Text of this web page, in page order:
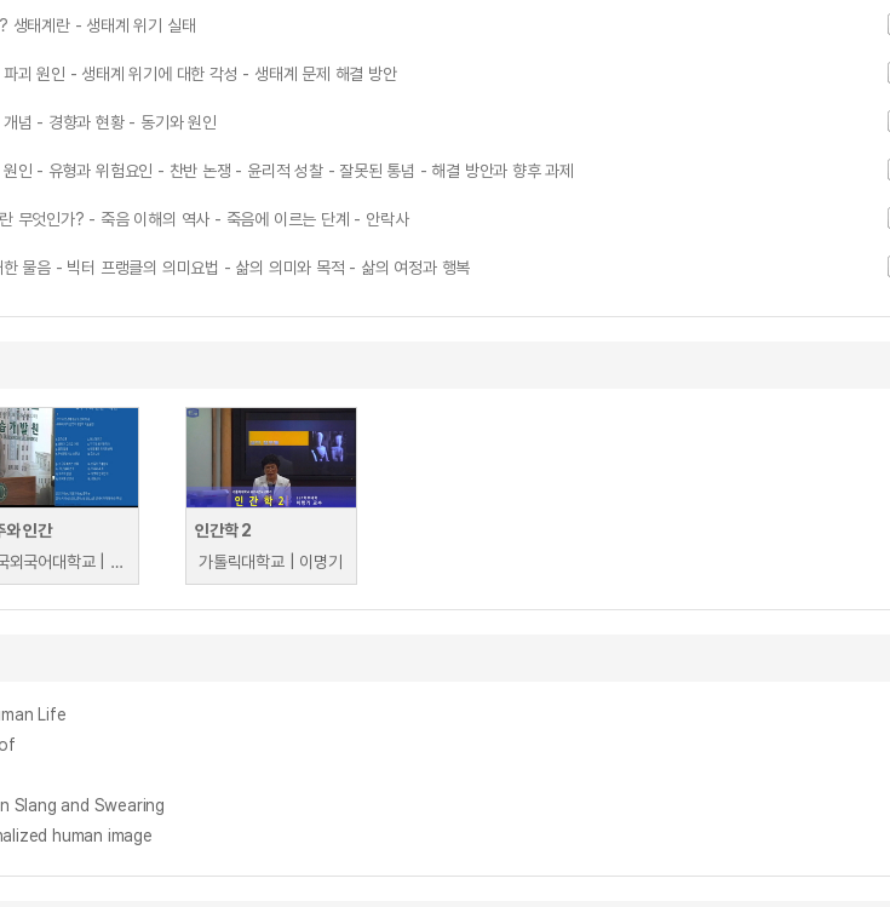
생태계란 - 생태계 위기 실태
괴 원인 - 생태계 위기에 대한 각성 - 생태계 문제 해결 방안
념 - 경향과 현황 - 동기와 원인
인 - 유형과 위험요인 - 찬반 논쟁 - 윤리적 성찰 - 잘못된 통념 - 해결 방안과 향후 과제
무엇인가? - 죽음 이해의 역사 - 죽음에 이르는 단계 - 안락사
물음 - 빅터 프랭클의 의미요법 - 삶의 의미와 목적 - 삶의 여정과 행복
와 인간
한국외국어대학교 | 정영진
인간학 2
가톨릭대학교 | 이명기
Life
Slang and Swearing
human image